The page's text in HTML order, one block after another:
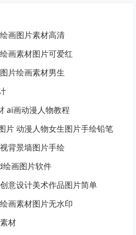
画图片素材高清
画素材图片可爱红
片绘画素材男生
ai画动漫人物教程
片 动漫人物女生图片手绘铅笔
背景墙图片手绘
画图片软件
意设计美术作品图片简单
画素材图片无水印
材